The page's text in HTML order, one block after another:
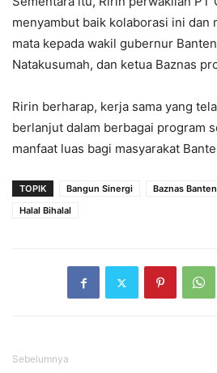
menyambut baik kolaborasi ini dan
mata kepada wakil gubernur
Natakusumah, dan ketua Baznas
Ririn berharap, kerja sama yang
berlanjut dalam berbagai program
manfaat luas bagi masyarakat
TOPIK Bangun Sinergi Baznas Banten
Halal Bihalal
Sebelumnya